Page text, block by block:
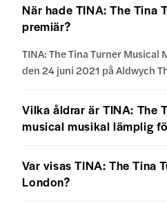
När hade TINA: The Tina
premiär?
TINA: The Tina Turner
den 24 juni 2021 på Aldwych
Vilka åldrar är TINA: The
musical musikal lämplig
Var visas TINA: The Tina
London?